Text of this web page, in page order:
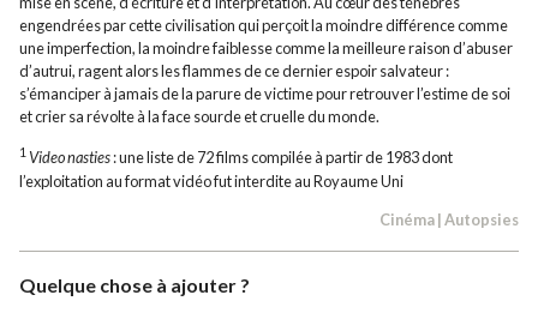
engendrées par cette civilisation qui perçoit la moindre différence comme
une imperfection, la moindre faiblesse comme la meilleure raison d’abuser
d’autrui, ragent alors les flammes de ce dernier espoir salvateur :
s’émanciper à jamais de la parure de victime pour retrouver l’estime de soi
et crier sa révolte à la face sourde et cruelle du monde.
1 Video nasties: une liste de 72 films compilée à partir de 1983 dont
l’exploitation au format vidéo fut interdite au Royaume Uni
Cinéma|Autopsies
Quelque chose à ajouter ?